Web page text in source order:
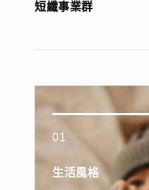
短纖事業群
01
生活風格